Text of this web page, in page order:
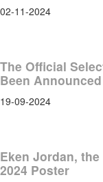
02-11-2024
The Official
Been Announced
19-09-2024
Eken Jordan,
2024 Poster